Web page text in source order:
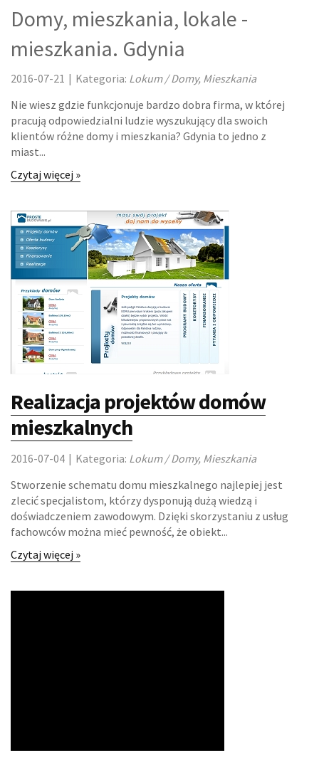
STRONY INTERNETOWE
Domy, mieszkania, lokale -
mieszkania. Gdynia
2016-07-21 | Kategoria: Lokum / Domy, Mieszkania
Nie wiesz gdzie funkcjonuje bardzo dobra firma, w której
pracują odpowiedzialni ludzie wyszukujący dla swoich
klientów różne domy i mieszkania? Gdynia to jedno z
miast...
Czytaj więcej »
Realizacja projektów domów
mieszkalnych
2016-07-04 | Kategoria: Lokum / Domy, Mieszkania
Stworzenie schematu domu mieszkalnego najlepiej jest
zlecić specjalistom, którzy dysponują dużą wiedzą i
doświadczeniem zawodowym. Dzięki skorzystaniu z usług
fachowców można mieć pewność, że obiekt...
Czytaj więcej »